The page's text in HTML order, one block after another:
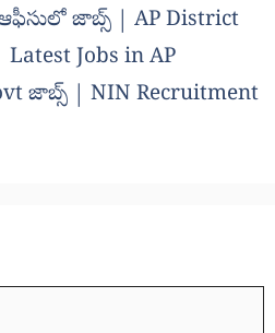
ఆఫీసులో జాబ్స్ | AP District
Jobs in AP
జాబ్స్ | NIN Recruitment